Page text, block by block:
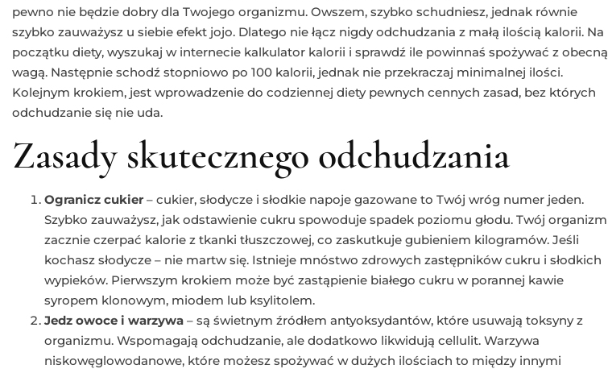
pewno nie będzie dobry dla Twojego organizmu. Owszem, szybko schudniesz, jednak równie
szybko zauważysz u siebie efekt jojo. Dlatego nie łącz nigdy odchudzania z małą ilością kalorii. Na
początku diety, wyszukaj w internecie kalkulator kalorii i sprawdź ile powinnaś spożywać z obecną
wagą. Następnie schodź stopniowo po 100 kalorii, jednak nie przekraczaj minimalnej ilości.
Kolejnym krokiem, jest wprowadzenie do codziennej diety pewnych cennych zasad, bez których
odchudzanie się nie uda.
Zasady skutecznego odchudzania
Ogranicz cukier – cukier, słodycze i słodkie napoje gazowane to Twój wróg numer jeden.
Szybko zauważysz, jak odstawienie cukru spowoduje spadek poziomu głodu. Twój organizm
zacznie czerpać kalorie z tkanki tłuszczowej, co zaskutkuje gubieniem kilogramów. Jeśli
kochasz słodycze – nie martw się. Istnieje mnóstwo zdrowych zastępników cukru i słodkich
wypieków. Pierwszym krokiem może być zastąpienie białego cukru w porannej kawie
syropem klonowym, miodem lub ksylitolem.
Jedz owoce i warzywa – są świetnym źródłem antyoksydantów, które usuwają toksyny z
organizmu. Wspomagają odchudzanie, ale dodatkowo likwidują cellulit. Warzywa
niskowęglowodanowe, które możesz spożywać w dużych ilościach to między innymi